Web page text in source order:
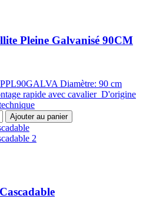
Pleine Galvanisé 90CM
Diamètre: 90 cm
rapide avec cavalier D'origine
Ajouter au panier